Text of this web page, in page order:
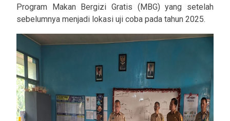
Program Makan Bergizi Gratis (MBG) yang setelah
sebelumnya menjadi lokasi uji coba pada tahun 2025.